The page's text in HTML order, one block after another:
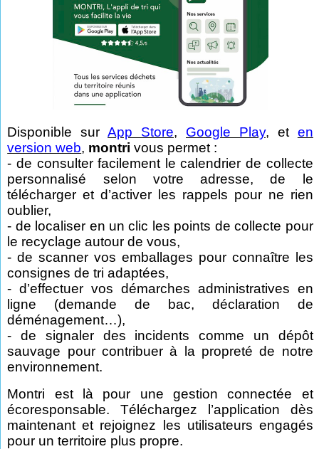
Disponible surApp Store, Google Play, et en
version web, montri vous permet :
- de consulter facilement le calendrier de collecte
personnalisé selon votre adresse, de le
télécharger et d’activer les rappels pour ne rien
oublier,
- de localiser en un clic les points de collecte pour
le recyclage autour de vous,
- de scanner vos emballages pour connaître les
consignes de tri adaptées,
- d’effectuer vos démarches administratives en
ligne (demande de bac, déclaration de
déménagement…),
- de signaler des incidents comme un dépôt
sauvage pour contribuer à la propreté de notre
environnement.
Montri est là pour une gestion connectée et
écoresponsable. Téléchargez l’application dès
maintenant et rejoignez les utilisateurs engagés
pour un territoire plus propre.